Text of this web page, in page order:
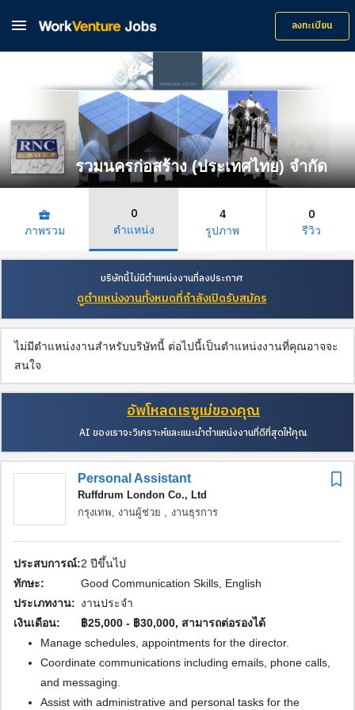
 ลงทะเบียน
รวมนครก่อสร้าง (ประเทศไทย) จำกัด
business_center
ภาพรวม
0
ตำแหน่ง
4
รูปภาพ
0
รีวิว
บริษัทนี้ไม่มีตำแหน่งงานที่ลงประกาศ
ดูตำแหน่งงานทั้งหมดที่กำลังเปิดรับสมัคร
ไม่มีตำแหน่งงานสำหรับบริษัทนี้ ต่อไปนี้เป็นตำแหน่งงานที่คุณอาจจะ
สนใจ
อัพโหลดเรซูเม่ของคุณ
AI ของเราจะวิเคราะห์และแนะนำตำแหน่งงานที่ดีที่สุดให้คุณ
Personal Assistant
Ruffdrum London Co., Ltd
กรุงเทพ, งานผู้ช่วย , งานธุรการ
ประสบการณ์:
2 ปีขึ้นไป
ทักษะ:
Good Communication Skills, English
ประเภทงาน:
งานประจำ
เงินเดือน:
฿25,000 - ฿30,000, สามารถต่อรองได้
Manage schedules, appointments for the director.
Coordinate communications including emails, phone calls,
and messaging.
Assist with administrative and personal tasks for the